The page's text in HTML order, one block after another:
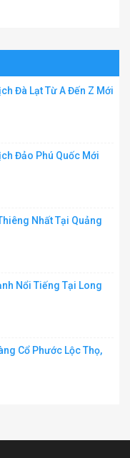
Đà Lạt Từ A Đến Z Mới
Đảo Phú Quốc Mới
Nhất Tại Quảng
Nổi Tiếng Tại Long
Cổ Phước Lộc Thọ,